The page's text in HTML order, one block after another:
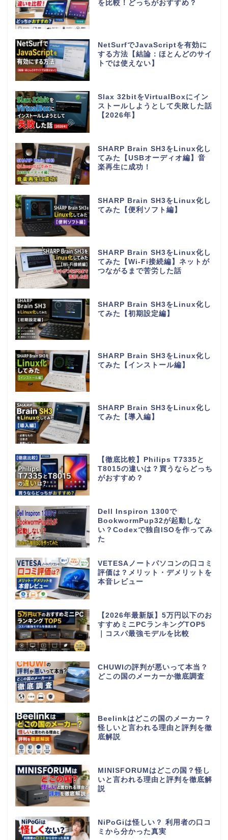
を比較！どっちがおすすめ？
NetSurfでJavaScriptを有効に
する方法【結論：ほとんどのサイ
トでは使えない】
Slax 32bitをVirtualBoxにイン
ストールしようとして失敗した話
【2026年】
SHARP Brain SH3をLinux化し
てみた【USBオーディオ編】音
楽再生に成功！
SHARP Brain SH3をLinux化し
てみた【便利ソフト編】
SHARP Brain SH3をLinux化し
てみた【Wi-Fi接続編】ネットが
つながるまで苦労した話
SHARP Brain SH3をLinux化し
てみた【初期設定編】
SHARP Brain SH3をLinux化し
てみた【インストール編】
SHARP Brain SH3をLinux化し
てみた【導入編】
【徹底比較】Philips T7335と
T8015の違いは？買うならどっち
がおすすめ？
Dell Inspiron 1300で
BookwormPup32が起動しな
い？Codexで独自ISOを作ってみ
た
VETESAノートパソコンの口コミ
評価は？メリット・デメリットを
本音レビュー
【2026年最新版】5万円以下のお
すすめミニPCランキングTOP5
｜コスパ最強モデルを比較
CHUWIの評判が悪いって本当？
どこの国のメーカーか徹底調査
Beelinkはどこの国のメーカー？
怪しいと言われる理由と評判を徹
底解説
MINISFORUMはどこの国？怪し
いと言われる理由と評判を徹底解
説
NiPoGiは怪しい？ 利用者の口コ
ミから分かった真実